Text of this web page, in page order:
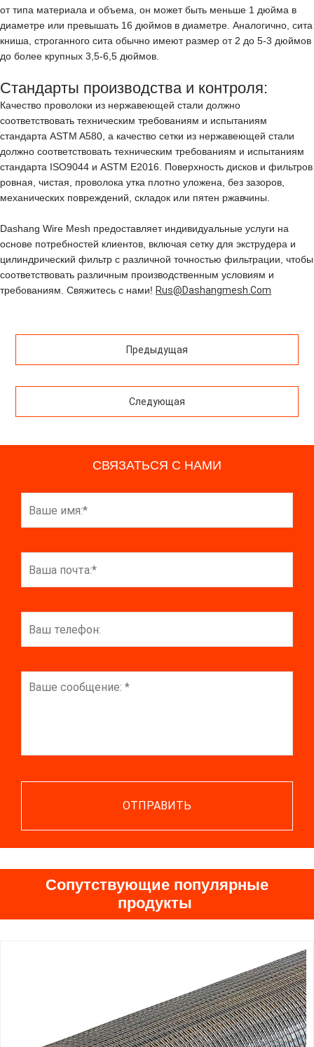
от типа материала и объема, он может быть меньше 1 дюйма в
диаметре или превышать 16 дюймов в диаметре. Аналогично, сита
книша, строганного сита обычно имеют размер от 2 до 5-3 дюймов
до более крупных 3,5-6,5 дюймов.
Стандарты производства и контроля:
Качество проволоки из нержавеющей стали должно
соответствовать техническим требованиям и испытаниям
стандарта ASTM A580, а качество сетки из нержавеющей стали
должно соответствовать техническим требованиям и испытаниям
стандарта ISO9044 и ASTM E2016. Поверхность дисков и фильтров
ровная, чистая, проволока утка плотно уложена, без зазоров,
механических повреждений, складок или пятен ржавчины.
Dashang Wire Mesh предоставляет индивидуальные услуги на
основе потребностей клиентов, включая сетку для экструдера и
цилиндрический фильтр с различной точностью фильтрации, чтобы
соответствовать различным производственным условиям и
требованиям. Свяжитесь с нами! Rus@dashangmesh.com
Предыдущая
Следующая
СВЯЗАТЬСЯ С НАМИ
Сопутствующие популярные
продукты